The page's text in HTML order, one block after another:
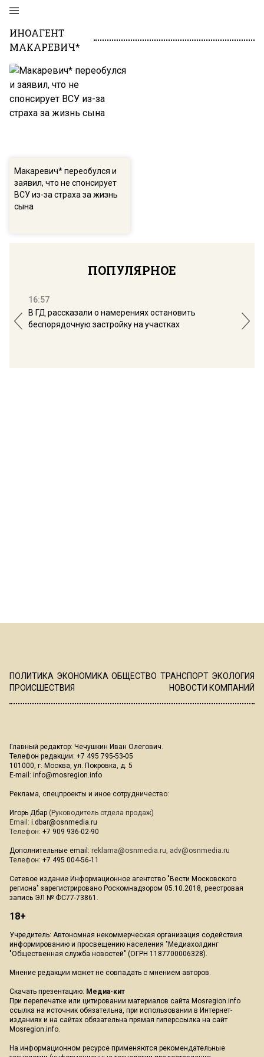
ИНОАГЕНТ
МАКАРЕВИЧ*
Макаревич* переобулся и
заявил, что не спонсирует
ВСУ из-за страха за жизнь
сына
ПОПУЛЯРНОЕ
16:57
В ГД рассказали о намерениях остановить
беспорядочную застройку на участках
ПОЛИТИКА ЭКОНОМИКА ОБЩЕСТВО ТРАНСПОРТ ЭКОЛОГИЯ
ПРОИСШЕСТВИЯ
НОВОСТИ КОМПАНИЙ
Главный редактор: Чечушкин Иван Олегович.
Телефон редакции: +7 495 795-53-05
101000, г. Москва, ул. Покровка, д. 5
E-mail: info@mosregion.info
Реклама, спецпроекты и иное сотрудничество:
Игорь Дбар (Руководитель отдела продаж)
Email: i.dbar@osnmedia.ru
Телефон: +7 909 936-02-90
Дополнительные email: reklama@osnmedia.ru, adv@osnmedia.ru
Телефон: +7 495 004-56-11
Сетевое издание Информационное агентство "Вести Московского
региона" зарегистрировано Роскомнадзором 05.10.2018, реестровая
запись ЭЛ № ФС77-73861.
18+
Учредитель: Автономная некоммерческая организация содействия
информированию и просвещению населения "Медиахолдинг
"Общественная служба новостей" (ОГРН 1187700006328).
Мнение редакции может не совпадать с мнением авторов.
Скачать презентацию: Медиа-кит
При перепечатке или цитировании материалов сайта Mosregion.info
ссылка на источник обязательна, при использовании в Интернет-
изданиях и на сайтах обязательна прямая гиперссылка на сайт
Mosregion.info.
На информационном ресурсе применяются рекомендательные